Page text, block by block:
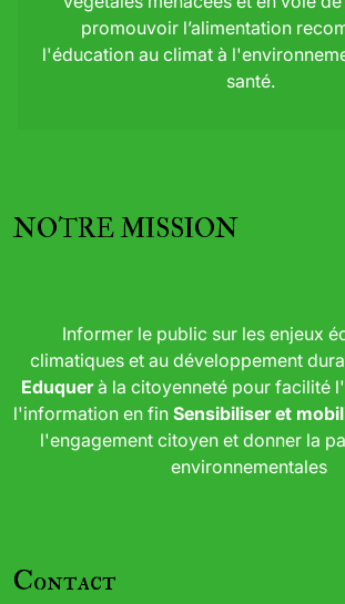
promouvoir l’alimentation
l'éducation au climat à
santé.
NOTRE MISSION
Informer le public sur les enjeux
climatiques et au développement
Eduquerà la citoyenneté pour facilité
l'information en fin Sensibiliser et
l'engagement citoyen et donner la
environnementales
Contact